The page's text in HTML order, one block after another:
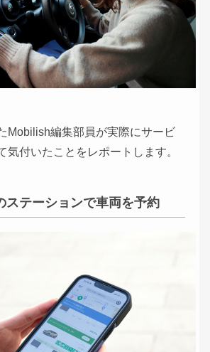
Mobilish編集部員が実際にサービ
気付いたことをレポートします。
ステーションで車両を予約